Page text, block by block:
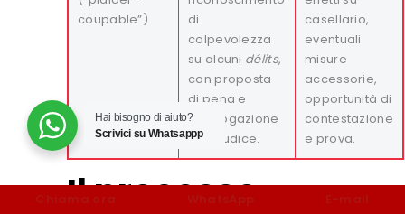
coupable”)
di
colpevolezza
su alcuni délits,
con proposta
di pena e
omologazione
del giudice.
casellario,
eventuali
misure
accessorie,
opportunità di
contestazione
e prova.
Il processo
Hai bisogno di aiuto?
Scrivici su Whatsappp